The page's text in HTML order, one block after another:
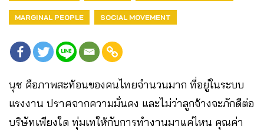
MARGINAL PEOPLE SOCIAL MOVEMENT
นุช คือภาพสะท้อนของคนไทยจำนวนมาก ที่อยู่ในระบบ
แรงงาน ปราศจากความมั่นคง และไม่ว่าลูกจ้างจะภักดีต่อ
บริษัทเพียงใด ทุ่มเทให้กับการทำงานมาแค่ไหน คุณค่า